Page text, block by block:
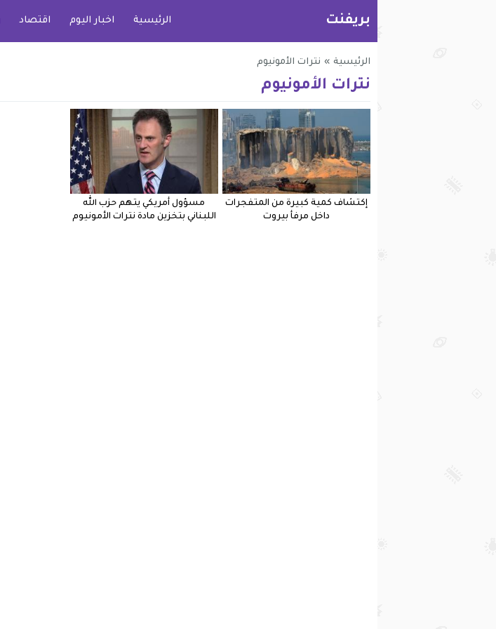
بريفنت الرئيسية اخبار اليوم اقتصاد
الرئيسية » نترات الأمونيوم
نترات الأمونيوم
إكتشاف كمية كبيرة من المتفجرات
داخل مرفأ بيروت
مسؤول أمريكي يتهم حزب الله
اللبناني بتخزين مادة نترات الأمونيوم